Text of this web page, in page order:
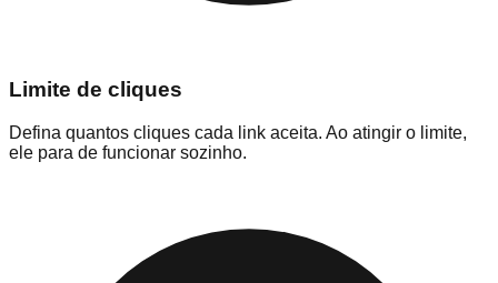
Limite de cliques
Defina quantos cliques cada link aceita. Ao atingir o limite,
ele para de funcionar sozinho.